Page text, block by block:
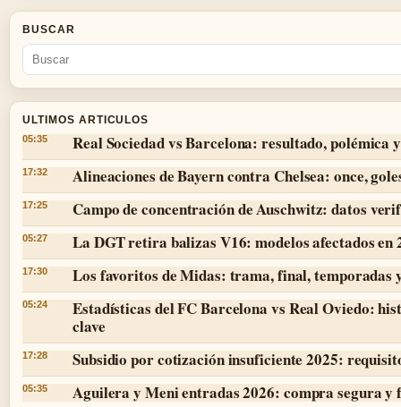
BUSCAR
ULTIMOS ARTICULOS
05:35 Real Sociedad vs Barcelona: resultado, polémica
17:32 Alineaciones de Bayern contra Chelsea: once,
17:25 Campo de concentración de Auschwitz: datos
05:27 La DGT retira balizas V16: modelos afectados en
17:30 Los favoritos de Midas: trama, final, temporadas
05:24
Estadísticas del FC Barcelona vs Real Oviedo:
clave
17:28 Subsidio por cotización insuficiente 2025:
05:35 Aguilera y Meni entradas 2026: compra segura y